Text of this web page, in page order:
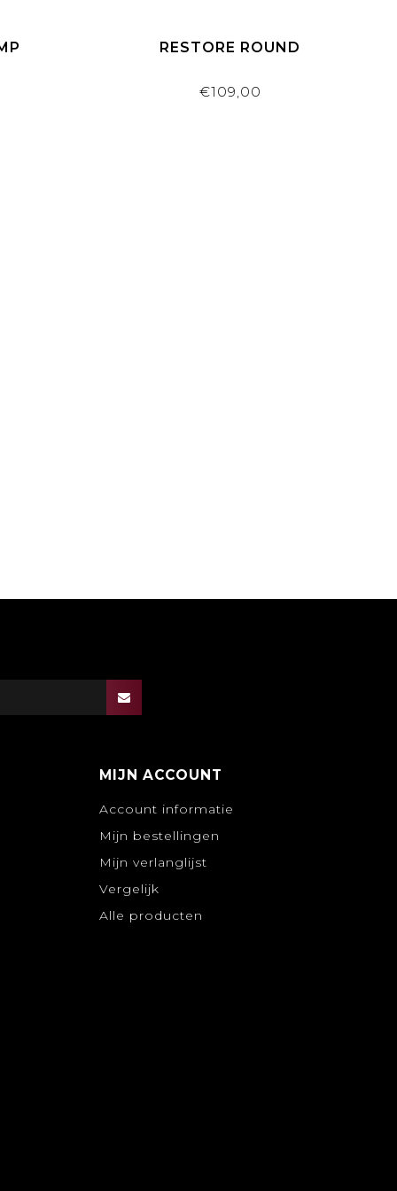
RESTORE ROUND
€109,00
MIJN ACCOUNT
Account informatie
Mijn bestellingen
Mijn verlanglijst
Vergelijk
Alle producten